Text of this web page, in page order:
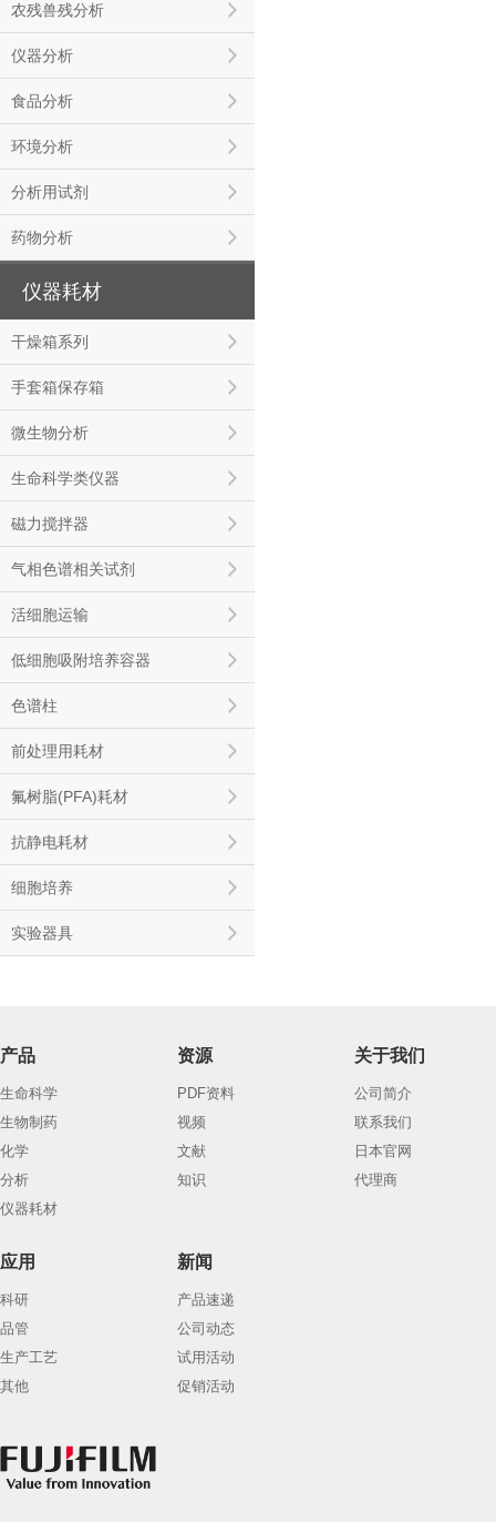
农残兽残分析
仪器分析
食品分析
环境分析
分析用试剂
药物分析
仪器耗材
干燥箱系列
手套箱保存箱
微生物分析
生命科学类仪器
磁力搅拌器
气相色谱相关试剂
活细胞运输
低细胞吸附培养容器
色谱柱
前处理用耗材
氟树脂(PFA)耗材
抗静电耗材
细胞培养
实验器具
产品
生命科学
生物制药
化学
分析
仪器耗材
资源
PDF资料
视频
文献
知识
关于我们
公司简介
联系我们
日本官网
代理商
应用
科研
品管
生产工艺
其他
新闻
产品速递
公司动态
试用活动
促销活动